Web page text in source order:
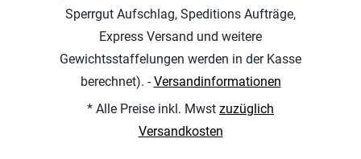
Sperrgut Aufschlag, Speditions Aufträge,
Express Versand und weitere
Gewichtsstaffelungen werden in der Kasse
berechnet). -Versandinformationen
* Alle Preise inkl. Mwst zuzüglich
Versandkosten